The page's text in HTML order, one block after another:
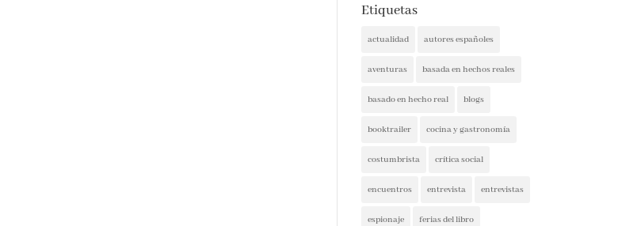
Etiquetas
actualidad autores españoles
aventuras basada en hechos reales
basado en hecho real blogs
booktrailer cocina y gastronomía
costumbrista crítica social
encuentros entrevista entrevistas
espionaje ferias del libro